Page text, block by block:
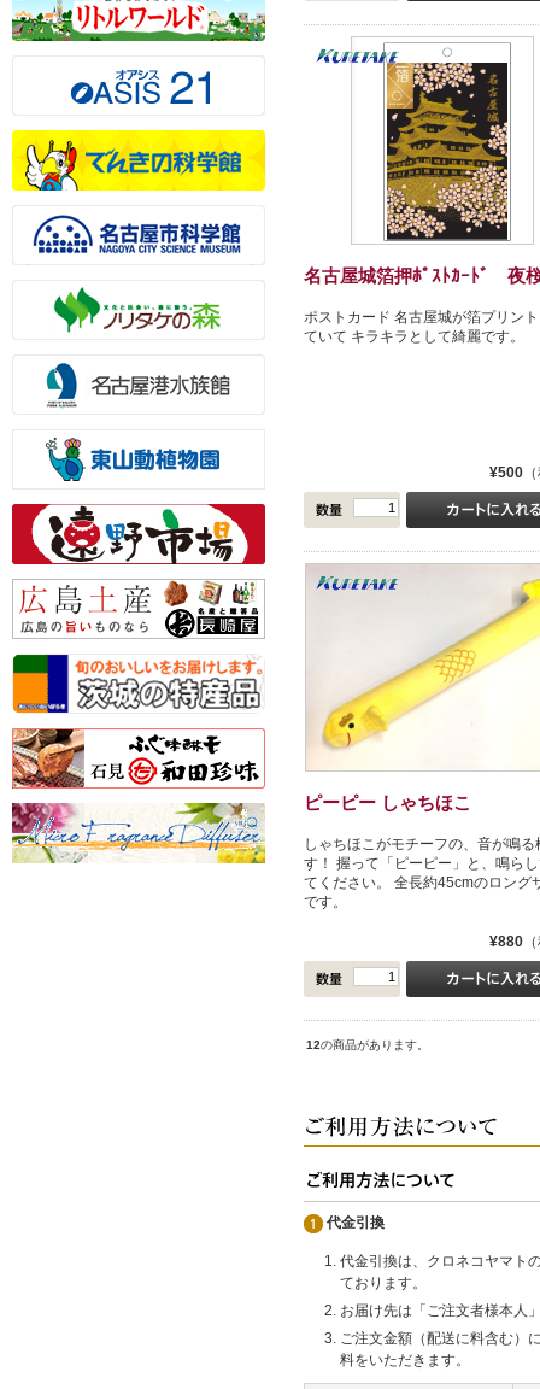
名古屋城箔押ﾎﾟｽﾄｶｰﾄﾞ 夜
ポストカード 名古屋城が箔プリン
ていて キラキラとして綺麗です。
¥500
ピーピー しゃちほこ
しゃちほこがモチーフの、音が鳴る
す！ 握って「ピーピー」と、鳴ら
てください。 全長約45cmのロング
です。
¥880
12の商品があります。
代金引換
代金引換は、クロネコヤマト
ております。
お届け先は「ご注文者様本人
ご注文金額（配送に料含む）
料をいただきます。